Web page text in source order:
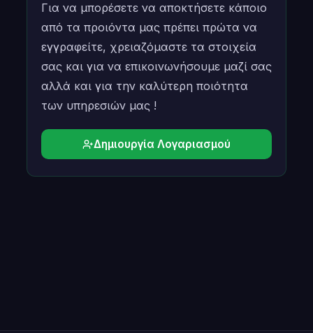
Για να μπορέσετε να αποκτήσετε κάποιο
από τα προιόντα μας πρέπει πρώτα να
εγγραφείτε, χρειαζόμαστε τα στοιχεία
σας και για να επικοινωνήσουμε μαζί σας
αλλά και για την καλύτερη ποιότητα
των υπηρεσιών μας !
Δημιουργία Λογαριασμού